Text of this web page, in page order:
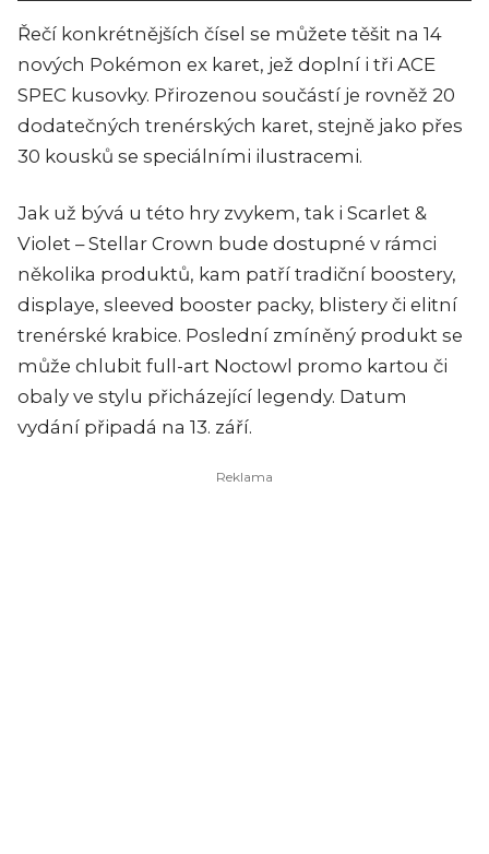
Řečí konkrétnějších čísel se můžete těšit na 14
nových Pokémon ex karet, jež doplní i tři ACE
SPEC kusovky. Přirozenou součástí je rovněž 20
dodatečných trenérských karet, stejně jako přes
30 kousků se speciálními ilustracemi.
Jak už bývá u této hry zvykem, tak i Scarlet &
Violet – Stellar Crown bude dostupné v rámci
několika produktů, kam patří tradiční boostery,
displaye, sleeved booster packy, blistery či elitní
trenérské krabice. Poslední zmíněný produkt se
může chlubit full-art Noctowl promo kartou či
obaly ve stylu přicházející legendy. Datum
vydání připadá na 13. září.